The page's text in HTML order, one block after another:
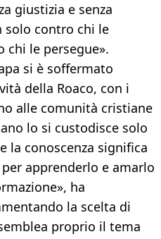
giustizia e senza
solo contro chi le
chi le persegue».
si è soffermato
della Roaco, con i
alle comunità cristiane
lo si custodisce solo
la conoscenza significa
apprenderlo e amarlo
ha
la scelta di
proprio il tema